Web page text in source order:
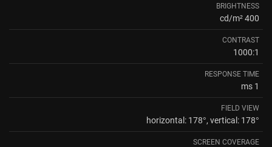
BRIGHTNESS
400 cd/m²
CONTRAST
1000:1
RESPONSE TIME
1 ms
FIELD VIEW
horizontal: 178°, vertical: 178°
SCREEN COVERAGE